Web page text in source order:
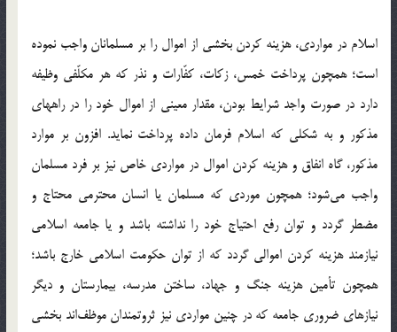
اسلام در مواردی، هزینه کردن بخشی از اموال را بر مسلمانان واجب نموده
است؛ همچون پرداخت خمس، زکات، کفّارات و نذر که هر مکلّفی وظیفه
دارد در صورت واجد شرایط بودن، مقدار معینی از اموال خود را در راههای
مذکور و به شکلی که اسلام فرمان داده پرداخت نماید. افزون بر موارد
مذکور، گاه انفاق و هزینه کردن اموال در مواردی خاص نیز بر فرد مسلمان
واجب می‌شود؛ همچون موردی که مسلمان یا انسان محترمی محتاج و
مضطر گردد و توان رفع احتیاج خود را نداشته باشد و یا جامعه اسلامی
نیازمند هزینه کردن اموالی گردد که از توان حکومت اسلامی خارج باشد؛
همچون تأمین هزینه جنگ و جهاد، ساختن مدرسه، بیمارستان و دیگر
نیازهای ضروری جامعه که در چنین مواردی نیز ثروتمندان موظف‌اند بخشی